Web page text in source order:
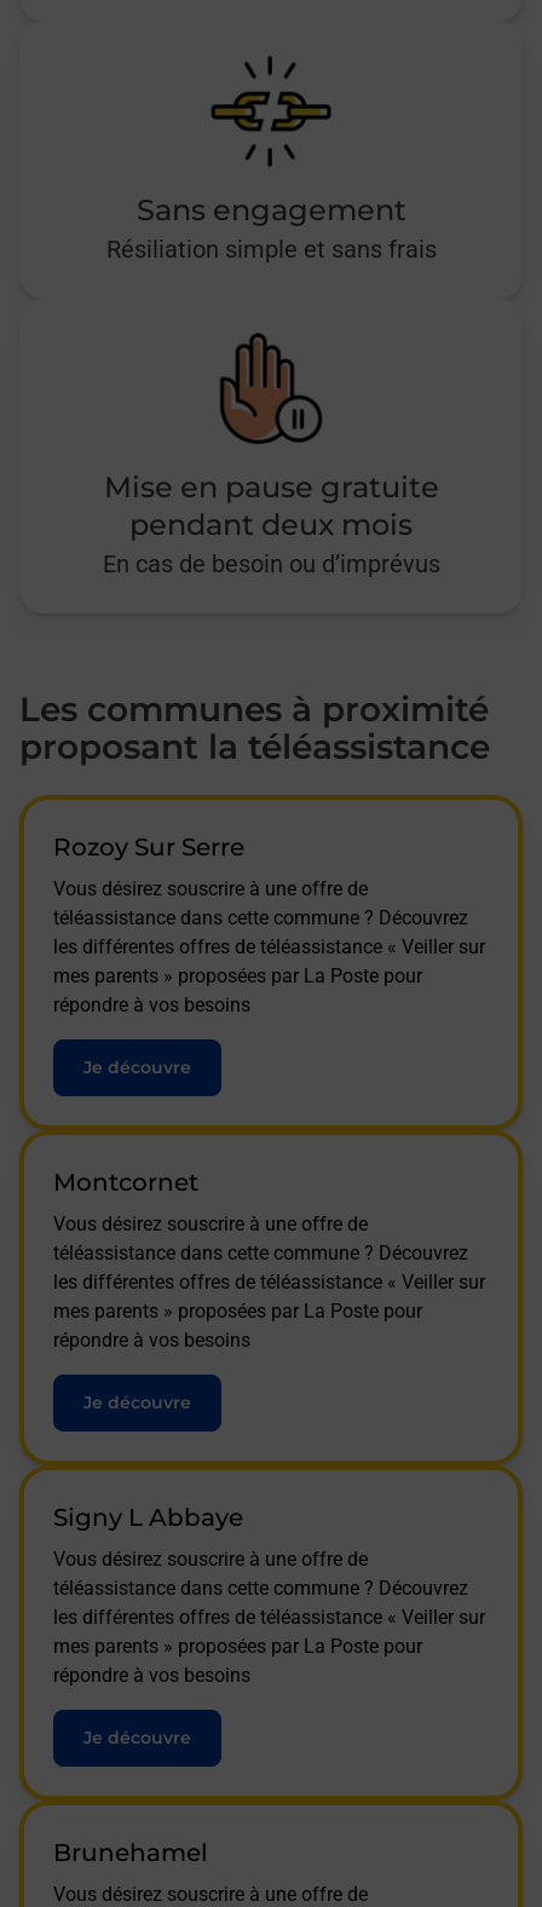
Sans engagement
Résiliation simple et sans frais
Mise en pause gratuite
pendant deux mois
En cas de besoin ou d’imprévus
Les communes à proximité
proposant la téléassistance
Rozoy Sur Serre
Vous désirez souscrire à une offre de
téléassistance dans cette commune ? Découvrez
les différentes offres de téléassistance « Veiller sur
mes parents » proposées par La Poste pour
répondre à vos besoins
Je découvre
Montcornet
Vous désirez souscrire à une offre de
téléassistance dans cette commune ? Découvrez
les différentes offres de téléassistance « Veiller sur
mes parents » proposées par La Poste pour
répondre à vos besoins
Je découvre
Signy L Abbaye
Vous désirez souscrire à une offre de
téléassistance dans cette commune ? Découvrez
les différentes offres de téléassistance « Veiller sur
mes parents » proposées par La Poste pour
répondre à vos besoins
Je découvre
Brunehamel
Vous désirez souscrire à une offre de